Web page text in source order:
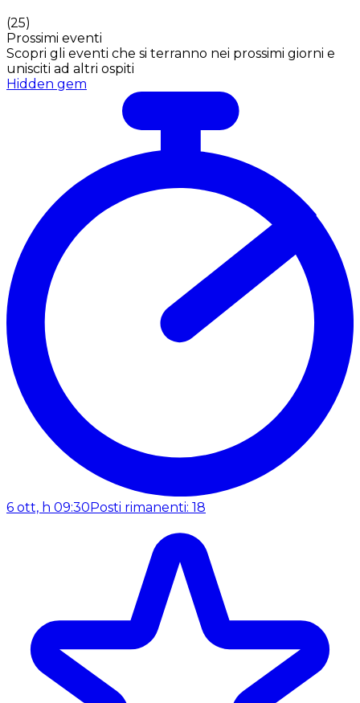
(25)
Prossimi eventi
Scopri gli eventi che si terranno nei prossimi giorni e
unisciti ad altri ospiti
Hidden gem
6 ott, h 09:30 Posti rimanenti: 18